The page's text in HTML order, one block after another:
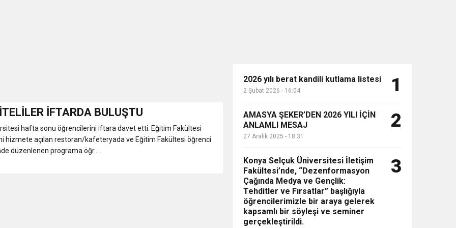
“Amasya’nın Gururları: Dereceye Giren Öğrenciler İçin Anlamlı Tören”
Festivali
listesi
İFTARDA BULUŞTU
hafta sonu öğrencilerini iftara davet etti. Eğitim Fakültesi
hizmete açılan restoran/kafeteryada ve Eğitim Fakültesi öğrenci
düzenlenen programa öğr...
2026 yılı berat kandili kutlama listesi
2 Şubat 2026 - 16:04 1
AMASYA ŞEKER’DEN 2026 YILI İÇİN
ANLAMLI MESAJ
27 Aralık 2025 - 18:31
2
Konya Selçuk Üniversitesi İletişim
Fakültesi’nde, “Dezenformasyon
Çağında Medya ve Gençlik:
Tehditler ve Fırsatlar” başlığıyla
öğrencilerimizle bir araya gelerek
kapsamlı bir söyleşi ve seminer
gerçekleştirildi.
3